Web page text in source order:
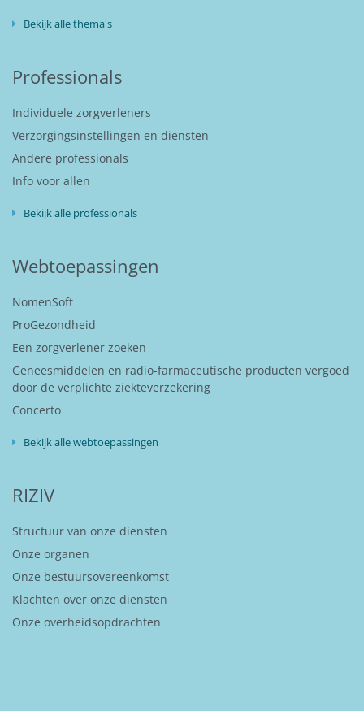
Bekijk alle thema's
Professionals
Individuele zorgverleners
Verzorgingsinstellingen en diensten
Andere professionals
Info voor allen
Bekijk alle professionals
Webtoepassingen
NomenSoft
ProGezondheid
Een zorgverlener zoeken
Geneesmiddelen en radio-farmaceutische producten vergoed
door de verplichte ziekteverzekering
Concerto
Bekijk alle webtoepassingen
RIZIV
Structuur van onze diensten
Onze organen
Onze bestuursovereenkomst
Klachten over onze diensten
Onze overheidsopdrachten